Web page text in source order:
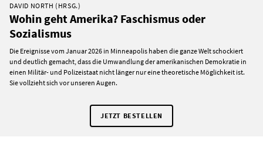
DAVID NORTH (HRSG.)
Wohin geht Amerika? Faschismus oder
Sozialismus
Die Ereignisse vom Januar 2026 in Minneapolis haben die ganze Welt schockiert
und deutlich gemacht, dass die Umwandlung der amerikanischen Demokratie in
einen Militär- und Polizeistaat nicht länger nur eine theoretische Möglichkeit ist.
Sie vollzieht sich vor unseren Augen.
JETZT BESTELLEN